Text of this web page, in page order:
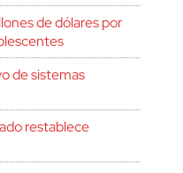
de dólares por
de sistemas
restablece